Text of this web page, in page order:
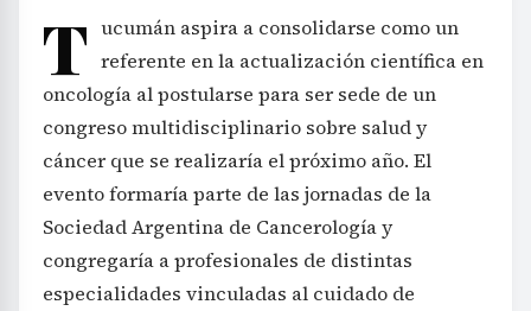
T ucumán aspira a consolidarse como un
referente en la actualización científica en
oncología al postularse para ser sede de un
congreso multidisciplinario sobre salud y
cáncer que se realizaría el próximo año. El
evento formaría parte de las jornadas de la
Sociedad Argentina de Cancerología y
congregaría a profesionales de distintas
especialidades vinculadas al cuidado de